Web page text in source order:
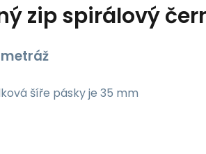
zip spirálový
šíře pásky je 35 mm